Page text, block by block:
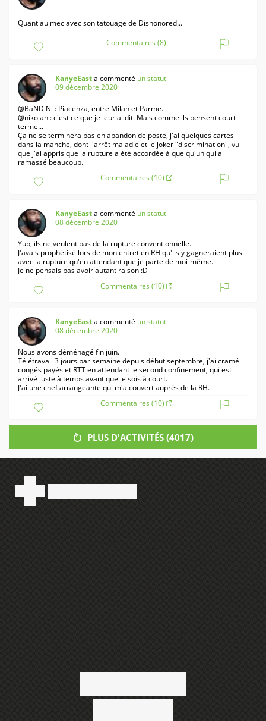
Quant au mec avec son tatouage de Dishonored...
Commentaires (8)
KanyeEasta commenté un statut
09 décembre 2020
@BaNDiNi : Piacenza, entre Milan et Parme.
@nikolah : c'est ce que je leur ai dit. Mais comme ils pensent court
terme...
Ça ne se terminera pas en abandon de poste, j'ai quelques cartes
dans la manche, dont l'arrêt maladie et le joker "discrimination", vu
que j'ai appris que la rupture a été accordée à quelqu'un qui a
ramassé beaucoup.
Commentaires (10)
KanyeEasta commenté un statut
08 décembre 2020
Yup, ils ne veulent pas de la rupture conventionnelle.
J'avais prophétisé lors de mon entretien RH qu'ils y gagneraient plus
avec la rupture qu'en attendant que je parte de moi-même.
Je ne pensais pas avoir autant raison :D
Commentaires (10)
KanyeEasta commenté un statut
08 décembre 2020
Nous avons déménagé fin juin.
Télétravail 3 jours par semaine depuis début septembre, j'ai cramé
congés payés et RTT en attendant le second confinement, qui est
arrivé juste à temps avant que je sois à court.
J'ai une chef arrangeante qui m'a couvert auprès de la RH.
Commentaires (10)
PLUS D'ACTIVITÉS (4017)